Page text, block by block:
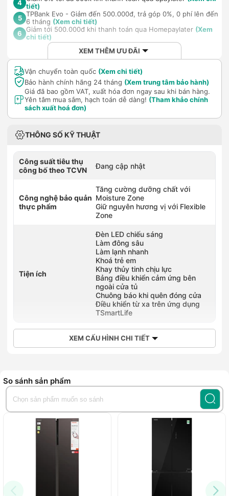
4 tiết)
5 TPBank Evo - Giảm đến 500.000đ, trả góp 0%, 0 phí lên đến
6 tháng (Xem chi tiết)
6
Giảm tới 500.000đ khi thanh toán qua Homepaylater (Xem
chi tiết)
XEM THÊM ƯU ĐÃI
Vận chuyển toàn quốc (Xem chi tiết)
Bảo hành chính hãng 24 tháng (Xem trung tâm bảo hành)
Giá đã bao gồm VAT, xuất hóa đơn ngay sau khi bán hàng.
Yên tâm mua sắm, hạch toán dễ dàng! (Tham khảo chính
sách xuất hoá đơn)
THÔNG SỐ KỸ THUẬT
Công suất tiêu thụ
công bố theo TCVN
Đang cập nhật
Công nghệ bảo quản
thực phẩm
Tăng cường dưỡng chất với
Moisture Zone
Giữ nguyên hương vị với Flexible
Zone
Tiện ích
Đèn LED chiếu sáng
Làm đông sâu
Làm lạnh nhanh
Khoá trẻ em
Khay thủy tinh chịu lực
Bảng điều khiển cảm ứng bên
ngoài cửa tủ
Chuông báo khi quên đóng cửa
Điều khiển từ xa trên ứng dụng
TSmartLife
XEM CẤU HÌNH CHI TIẾT
So sánh sản phẩm